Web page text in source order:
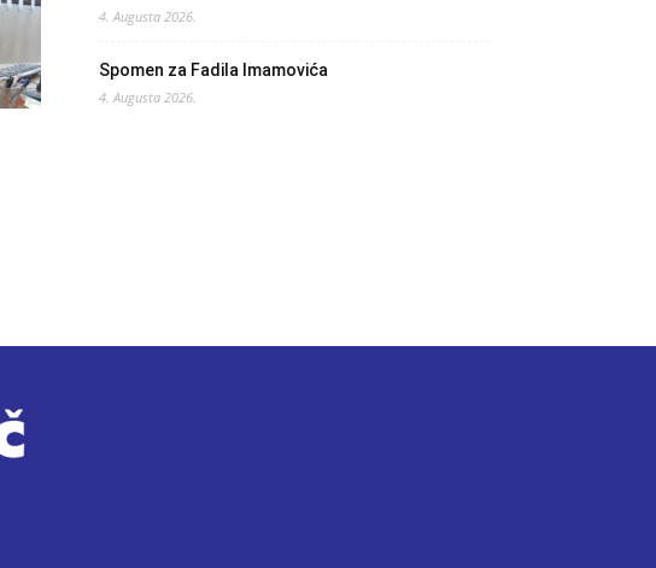
4. Augusta 2026.
Spomen za Fadila Imamovića
4. Augusta 2026.